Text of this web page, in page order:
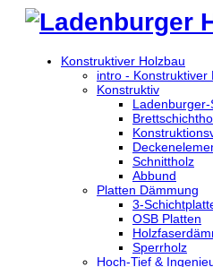
Konstruktiver Holzbau
intro - Konstruktiver
Konstruktiv
Schnittholz
Abbund
Platten Dämmung
3-
OSB Platten
Sperrholz
Hoch-Tief &